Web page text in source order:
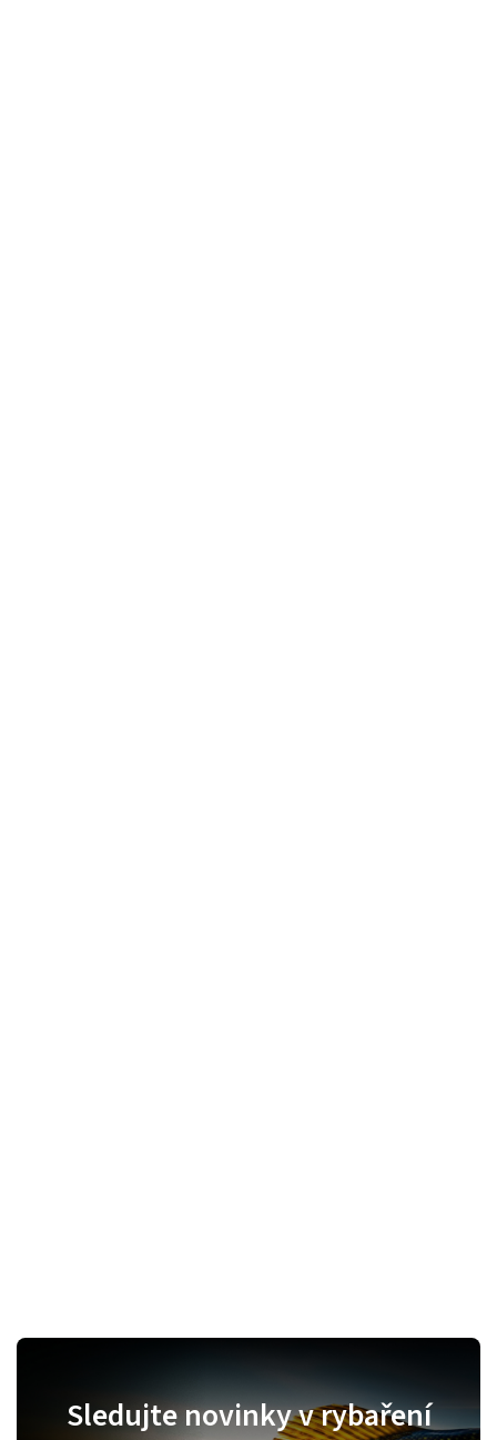
Sledujte novinky v rybaření